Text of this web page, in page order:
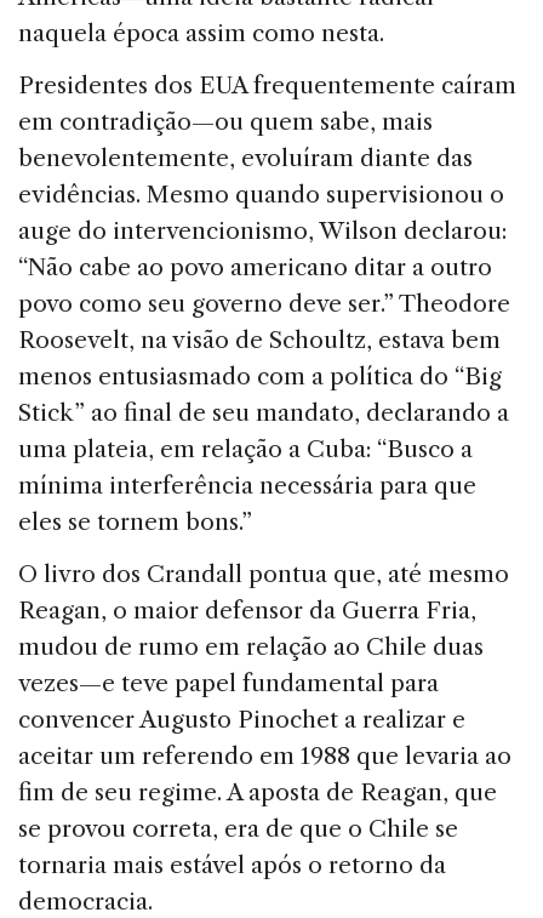
naquela época assim como nesta.
Presidentes dos EUA frequentemente caíram
em contradição—ou quem sabe, mais
benevolentemente, evoluíram diante das
evidências. Mesmo quando supervisionou o
auge do intervencionismo, Wilson declarou:
“Não cabe ao povo americano ditar a outro
povo como seu governo deve ser.” Theodore
Roosevelt, na visão de Schoultz, estava bem
menos entusiasmado com a política do “Big
Stick” ao final de seu mandato, declarando a
uma plateia, em relação a Cuba: “Busco a
mínima interferência necessária para que
eles se tornem bons.”
O livro dos Crandall pontua que, até mesmo
Reagan, o maior defensor da Guerra Fria,
mudou de rumo em relação ao Chile duas
vezes—e teve papel fundamental para
convencer Augusto Pinochet a realizar e
aceitar um referendo em 1988 que levaria ao
fim de seu regime. A aposta de Reagan, que
se provou correta, era de que o Chile se
tornaria mais estável após o retorno da
democracia.